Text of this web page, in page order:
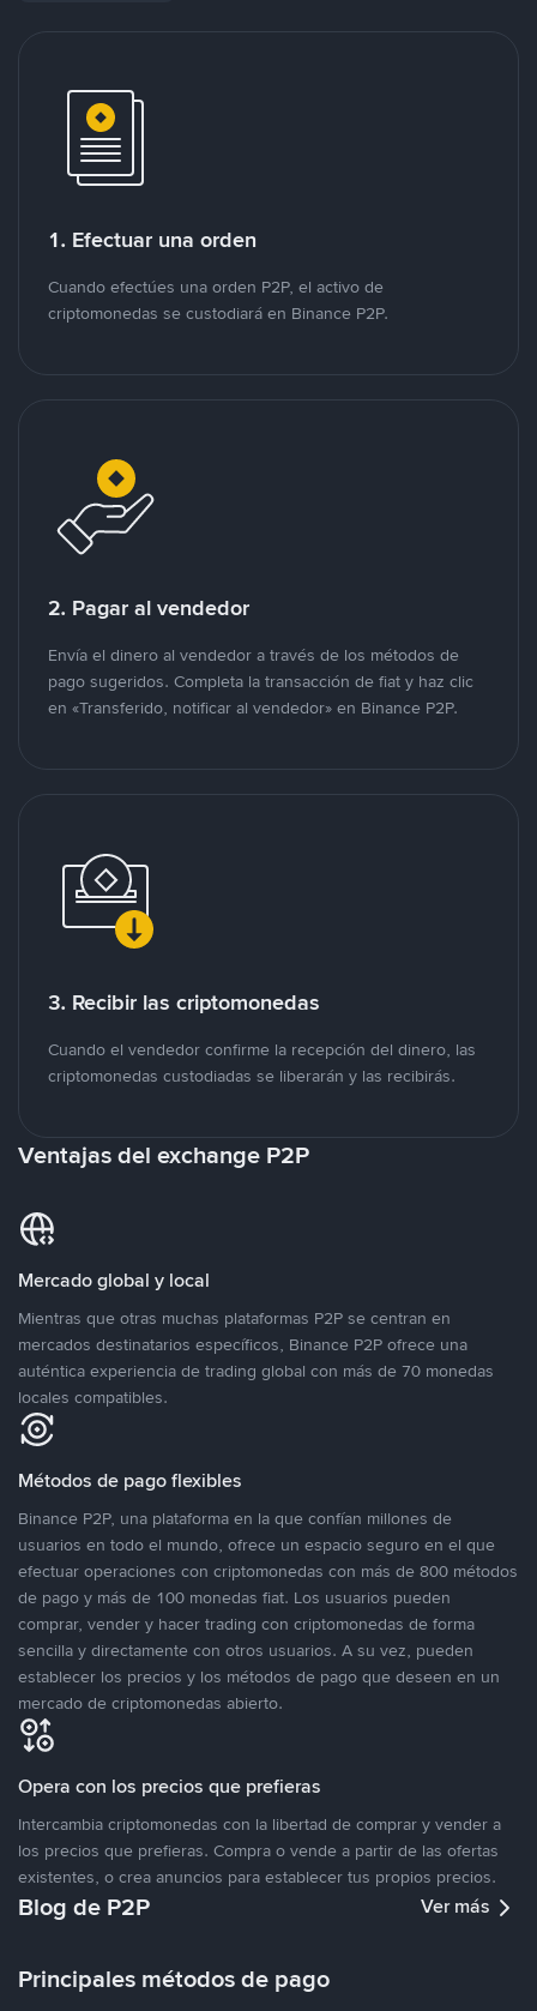
1. Efectuar una orden
Cuando efectúes una orden P2P, el activo de
criptomonedas se custodiará en Binance P2P.
2. Pagar al vendedor
Envía el dinero al vendedor a través de los métodos de
pago sugeridos. Completa la transacción de fiat y haz clic
en «Transferido, notificar al vendedor» en Binance P2P.
3. Recibir las criptomonedas
Cuando el vendedor confirme la recepción del dinero, las
criptomonedas custodiadas se liberarán y las recibirás.
Ventajas del exchange P2P
Mercado global y local
Mientras que otras muchas plataformas P2P se centran en
mercados destinatarios específicos, Binance P2P ofrece una
auténtica experiencia de trading global con más de 70 monedas
locales compatibles.
Métodos de pago flexibles
Binance P2P, una plataforma en la que confían millones de
usuarios en todo el mundo, ofrece un espacio seguro en el que
efectuar operaciones con criptomonedas con más de 800 métodos
de pago y más de 100 monedas fiat. Los usuarios pueden
comprar, vender y hacer trading con criptomonedas de forma
sencilla y directamente con otros usuarios. A su vez, pueden
establecer los precios y los métodos de pago que deseen en un
mercado de criptomonedas abierto.
Opera con los precios que prefieras
Intercambia criptomonedas con la libertad de comprar y vender a
los precios que prefieras. Compra o vende a partir de las ofertas
existentes, o crea anuncios para establecer tus propios precios.
Blog de P2P Ver más
Principales métodos de pago